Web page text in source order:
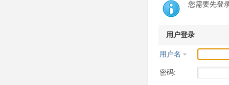
您需要先登
用户登录
用户名
密码: